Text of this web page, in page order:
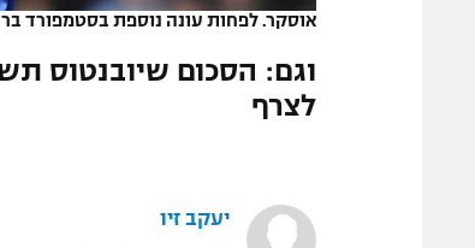
המגזיןאוסקר. לפחות עונה נוספת בסטמפורד
וגם: הסכום שיובנטוס
לצרף
יעקב זיו